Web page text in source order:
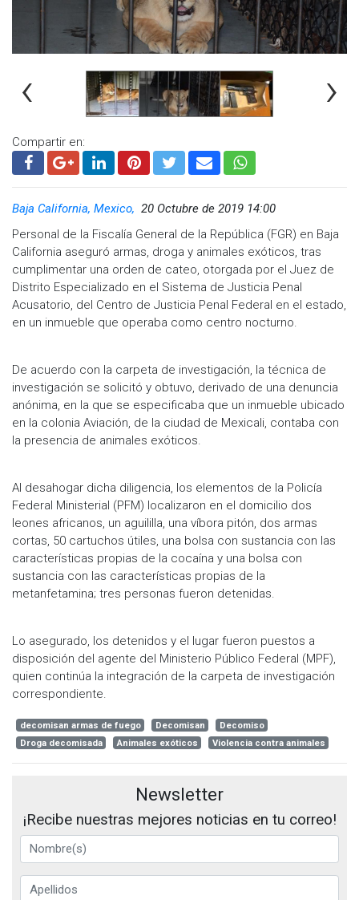
‹ ›
Compartir en:
Baja California, Mexico, 20 Octubre de 2019 14:00
Personal de la Fiscalía General de la República (FGR) en Baja
California aseguró armas, droga y animales exóticos, tras
cumplimentar una orden de cateo, otorgada por el Juez de
Distrito Especializado en el Sistema de Justicia Penal
Acusatorio, del Centro de Justicia Penal Federal en el estado,
en un inmueble que operaba como centro nocturno.
De acuerdo con la carpeta de investigación, la técnica de
investigación se solicitó y obtuvo, derivado de una denuncia
anónima, en la que se especificaba que un inmueble ubicado
en la colonia Aviación, de la ciudad de Mexicali, contaba con
la presencia de animales exóticos.
Al desahogar dicha diligencia, los elementos de la Policía
Federal Ministerial (PFM) localizaron en el domicilio dos
leones africanos, un aguililla, una víbora pitón, dos armas
cortas, 50 cartuchos útiles, una bolsa con sustancia con las
características propias de la cocaína y una bolsa con
sustancia con las características propias de la
metanfetamina; tres personas fueron detenidas.
Lo asegurado, los detenidos y el lugar fueron puestos a
disposición del agente del Ministerio Público Federal (MPF),
quien continúa la integración de la carpeta de investigación
correspondiente.
decomisan armas de fuego Decomisan
Decomiso
Droga decomisada
Animales exóticos Violencia contra animales
Newsletter
¡Recibe nuestras mejores noticias en tu correo!